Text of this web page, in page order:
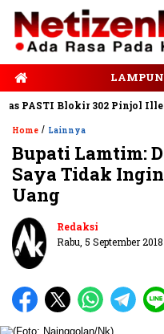
Blokir 302 Pinjol Illegal
Home / Lainnya
Bupati Lamtim:
Saya Tidak
Uang
Redaksi
Rabu, 5 September